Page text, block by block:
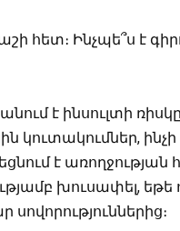
հետ։ Ինչպե՞ս է
է ինսուլտի
կուտակումներ,
է առողջության
խուսափել,